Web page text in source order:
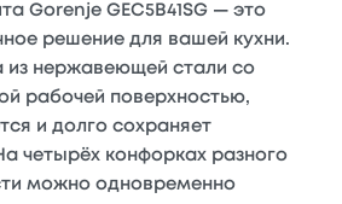
Gorenje GEC5B41SG — это
решение для вашей кухни.
из нержавеющей стали со
рабочей поверхностью,
и долго сохраняет
четырёх конфорках разного
можно одновременно